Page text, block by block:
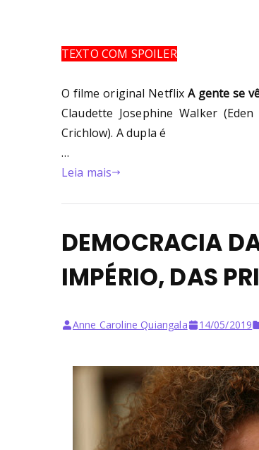
TEXTO COM SPOILER
O filme original Netflix A gente se
Claudette Josephine Walker
Crichlow). A dupla é
…
Leia mais
DEMOCRACIA
IMPÉRIO, DAS
Anne Caroline Quiangala 14/05/2019